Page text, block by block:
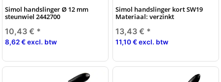
Simol handslinger Ø 12 mm
steunwiel 2442700
10,43 € *
8,62 € excl. btw
Simol handslinger kort SW19
Materiaal: verzinkt
13,43 € *
11,10 € excl. btw